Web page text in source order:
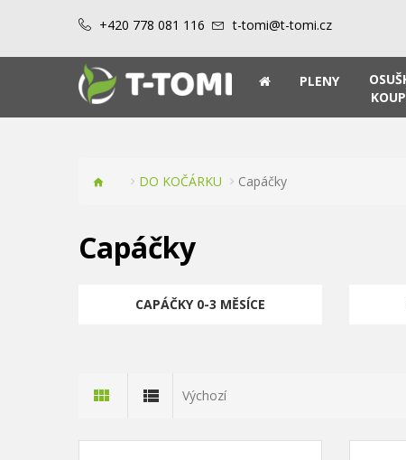
+420 778 081 116 t-tomi@t-tomi.cz
PLENY
DO KOČÁRKU Capáčky
Capáčky
CAPÁČKY 0-3 MĚSÍCE
Výchozí